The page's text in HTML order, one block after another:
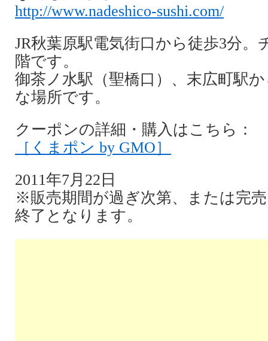
http://www.nadeshico-sushi.com/
JR秋葉原駅電気街口から徒歩3分。
階です。
御茶ノ水駅（聖橋口）、末広町駅
な場所です。
クーポンの詳細・購入はこちら：
［くまポン by GMO］
2011年7月22日
※販売期間が過ぎ次第、または完
終了となります。